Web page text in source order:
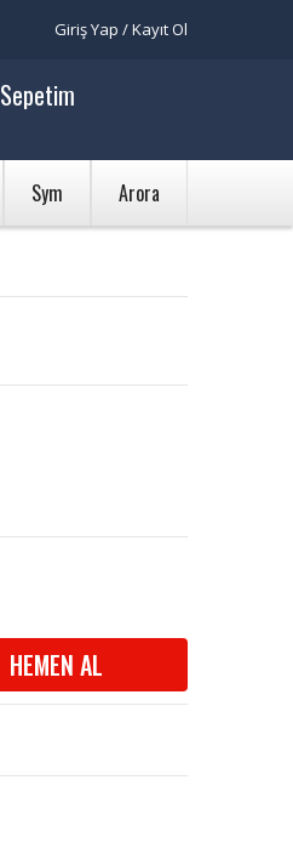
Giriş Yap / Kayıt Ol
Sepetim
Sym Arora
HEMEN AL